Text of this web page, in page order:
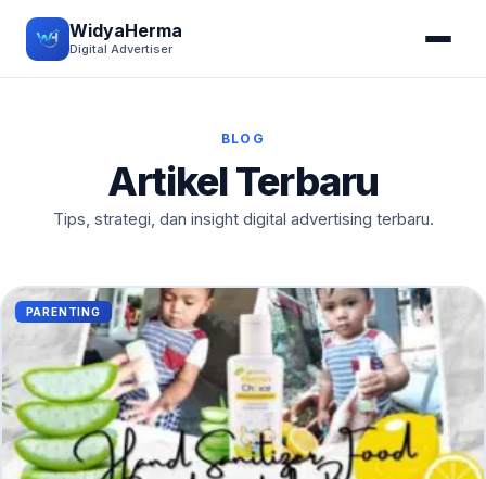
WidyaHerma
Digital Advertiser
BLOG
Artikel Terbaru
Tips, strategi, dan insight digital advertising terbaru.
PARENTING